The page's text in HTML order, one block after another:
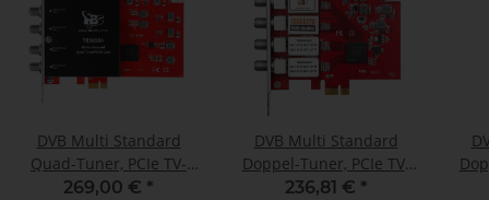
DVB Multi Standard
Quad-Tuner, PCIe TV-
Karte, TBS-6504
269,00 € *
DVB Multi Standard
Doppel-Tuner, PCIe TV-
Karte, TBS-6522H
236,81 € *